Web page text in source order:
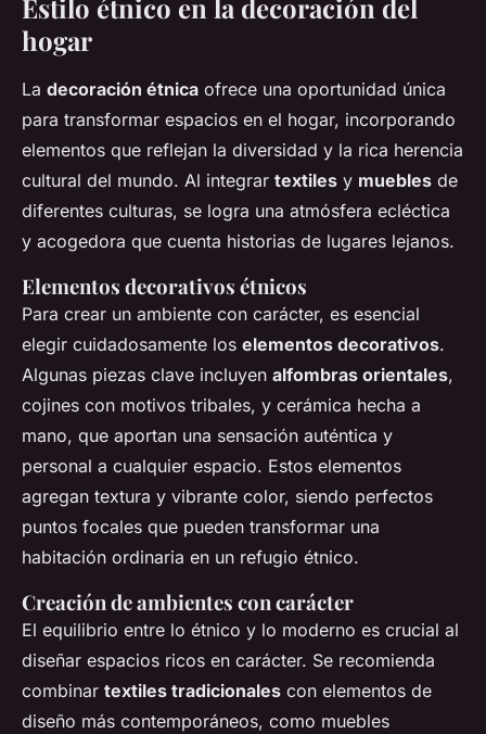
Estilo étnico en la decoración del
hogar
La decoración étnica ofrece una oportunidad única
para transformar espacios en el hogar, incorporando
elementos que reflejan la diversidad y la rica herencia
cultural del mundo. Al integrar textiles y muebles de
diferentes culturas, se logra una atmósfera ecléctica
y acogedora que cuenta historias de lugares lejanos.
Elementos decorativos étnicos
Para crear un ambiente con carácter, es esencial
elegir cuidadosamente los elementos decorativos.
Algunas piezas clave incluyen alfombras orientales,
cojines con motivos tribales, y cerámica hecha a
mano, que aportan una sensación auténtica y
personal a cualquier espacio. Estos elementos
agregan textura y vibrante color, siendo perfectos
puntos focales que pueden transformar una
habitación ordinaria en un refugio étnico.
Creación de ambientes con carácter
El equilibrio entre lo étnico y lo moderno es crucial al
diseñar espacios ricos en carácter. Se recomienda
combinar textiles tradicionales con elementos de
diseño más contemporáneos, como muebles